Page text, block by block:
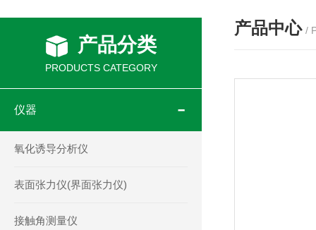
产品分类
PRODUCTS CATEGORY
仪器
氧化诱导分析仪
表面张力仪(界面张力仪)
接触角测量仪
产品中心 /